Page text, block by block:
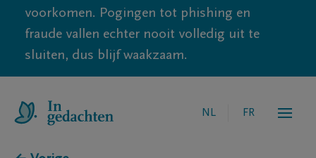
voorkomen. Pogingen tot phishing en
fraude vallen echter nooit volledig uit te
sluiten, dus blijf waakzaam.
NL FR